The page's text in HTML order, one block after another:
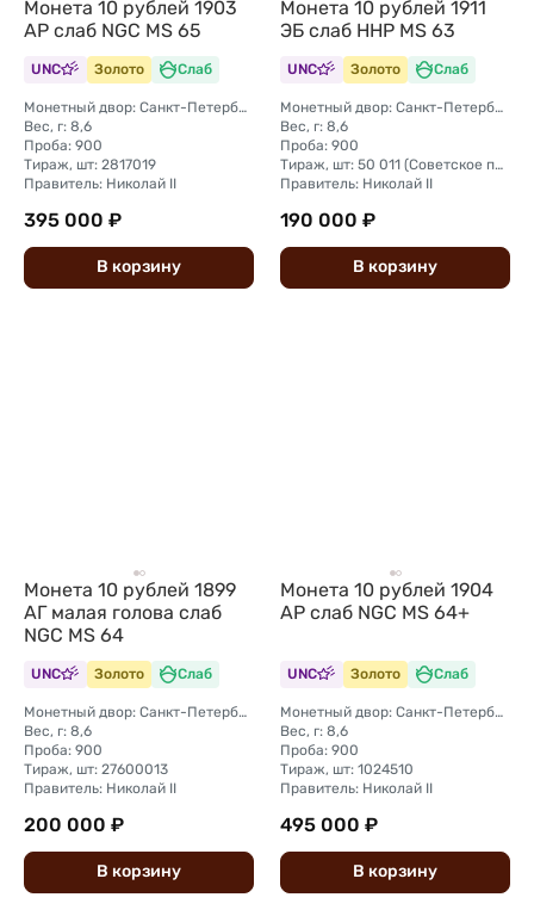
Монета 10 рублей 1903
АР слаб NGC MS 65
UNC Золото Слаб
Монетный двор: Санкт-Петербургский монетный двор
Вес, г: 8,6
Проба: 900
Тираж, шт: 2817019
Правитель: Николай II
395 000 ₽
В корзину
Монета 10 рублей 1911
ЭБ слаб ННР MS 63
UNC Золото Слаб
Монетный двор: Санкт-Петербургский монетный двор
Вес, г: 8,6
Проба: 900
Тираж, шт: 50 011 (Советское правительство с декабря 1925 г. по март 1926 г. отчеканило 2 011 000 10-ти рублевого достоинства царского образца, предположительно штемпелями 1911 г.)
Правитель: Николай II
190 000 ₽
В корзину
Монета 10 рублей 1899
АГ малая голова слаб
NGC MS 64
UNC Золото Слаб
Монетный двор: Санкт-Петербургский монетный двор
Вес, г: 8,6
Проба: 900
Тираж, шт: 27600013
Правитель: Николай II
200 000 ₽
В корзину
Монета 10 рублей 1904
АР слаб NGC MS 64+
UNC Золото Слаб
Монетный двор: Санкт-Петербургский монетный двор
Вес, г: 8,6
Проба: 900
Тираж, шт: 1024510
Правитель: Николай II
495 000 ₽
В корзину